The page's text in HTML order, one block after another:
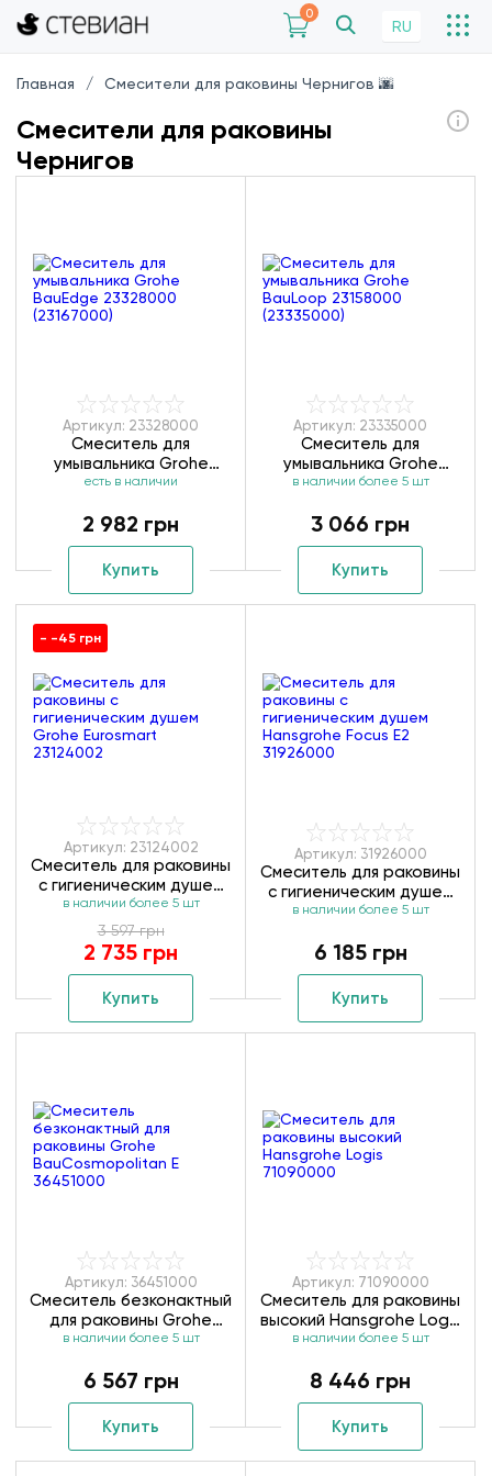
0
RU
Главная Смесители для раковины Чернигов 🌆
Смесители для раковины
Чернигов
Артикул: 23328000
Смеситель для
умывальника Grohe
BauEdge 23328000
есть в наличии
2 982 грн
Купить
Артикул: 23335000
Смеситель для
умывальника Grohe
BauLoop 23158000
в наличии более 5 шт
3 066 грн
Купить
- -45 грн
Артикул: 23124002
Смеситель для раковины
с гигиеническим душем
Grohe Eurosmart
23124002
в наличии более 5 шт
3 597 грн
2 735 грн
Купить
Артикул: 31926000
Смеситель для раковины
с гигиеническим душем
Hansgrohe Focus E2
в наличии более 5 шт
6 185 грн
Купить
Артикул: 36451000
Смеситель безконактный
для раковины Grohe
BauCosmopolitan E
в наличии более 5 шт
6 567 грн
Купить
Артикул: 71090000
Смеситель для раковины
высокий Hansgrohe Logis
71090000
в наличии более 5 шт
8 446 грн
Купить